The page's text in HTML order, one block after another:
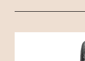
Captain
Antihelden wie